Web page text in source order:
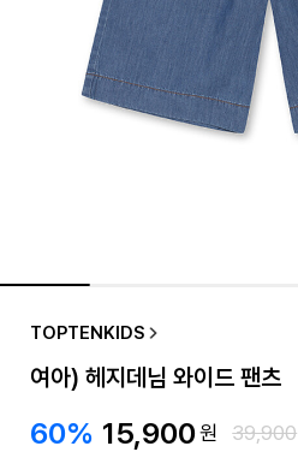
TOPTENKIDS
여아) 헤지데님 와이드 팬츠
60% 15,900원 39,900